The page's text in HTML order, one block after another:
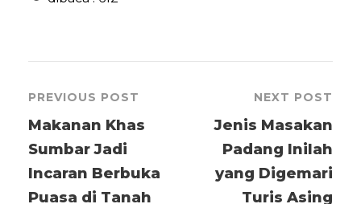
PREVIOUS POST
Makanan Khas
Sumbar Jadi
Incaran Berbuka
Puasa di Tanah
NEXT POST
Jenis Masakan
Padang Inilah
yang Digemari
Turis Asing